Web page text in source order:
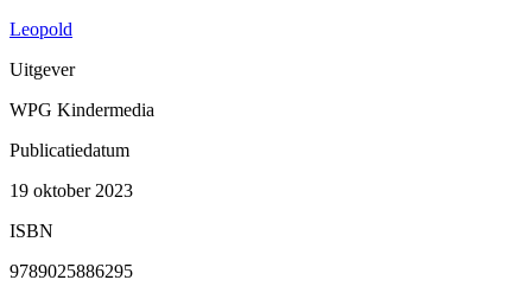
Leopold
Uitgever
WPG Kindermedia
Publicatiedatum
19 oktober 2023
ISBN
9789025886295